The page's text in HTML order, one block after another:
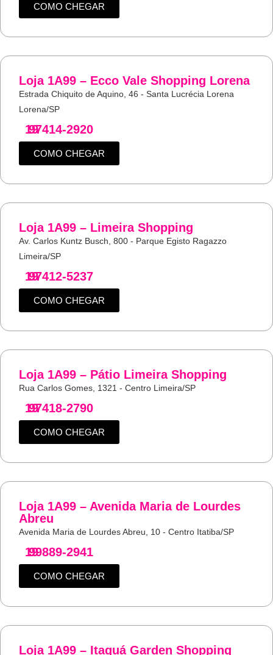
COMO CHEGAR
Loja 1A99 – Ecco Vale Shopping Lorena
Estrada Chiquito de Aquino, 46 - Santa Lucrécia Lorena
Lorena/SP
19
97414-2920
COMO CHEGAR
Loja 1A99 – Limeira Shopping
Av. Carlos Kuntz Busch, 800 - Parque Egisto Ragazzo
Limeira/SP
19
97412-5237
COMO CHEGAR
Loja 1A99 – Pátio Limeira Shopping
Rua Carlos Gomes, 1321 - Centro Limeira/SP
19
97418-2790
COMO CHEGAR
Loja 1A99 – Avenida Maria de Lourdes
Abreu
Avenida Maria de Lourdes Abreu, 10 - Centro Itatiba/SP
19
99889-2941
COMO CHEGAR
Loja 1A99 – Itaquá Garden Shopping